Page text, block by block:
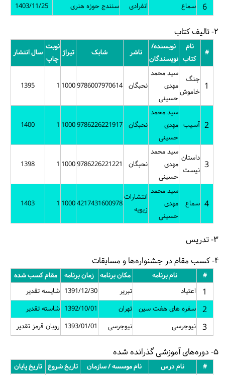
6 سماع انفرادی سنندج حوزه هنری 1403/11/25
۲- تالیف کتاب
#
نام
کتاب
نویسنده/
نویسندگان
ناشر شابک تیراژ
نوبت
چاپ
سال انتشار
1
جنگ
خاموش
سید محمد
مهدی
حسینی
نحبگان 9786007970614
1000
1
1395
2 آسیب
سید محمد
مهدی
حسینی
نحبگان 9786226221917
1000
1
1400
3
داستان
نیست
سید محمد
مهدی
حسینی
نحبگان 9786226221221
1000
1
1398
4 سماع
سید محمد
مهدی
حسینی
انتشارات
زیویه
4217431600978
1000
1
1403
۳- تدریس
۴- کسب مقام در جشنواره‌ها و مسابقات
# نام برنامه مکان برنامه زمان برنامه مقام کسب شده
1 اعتیاد تبریر 1391/12/30 شایسه تقدیر
2 سفره های هفت سین تهران 1392/10/01 شاسته تقدیر
3 نیوجرسی نیوجرسی 1393/01/01 روبان قرمز تقدیر
۵- دوره‌های آموزشی گذرانده شده
# نام درس نام موسسه / سازمان تاریخ شروع تاریخ پایان